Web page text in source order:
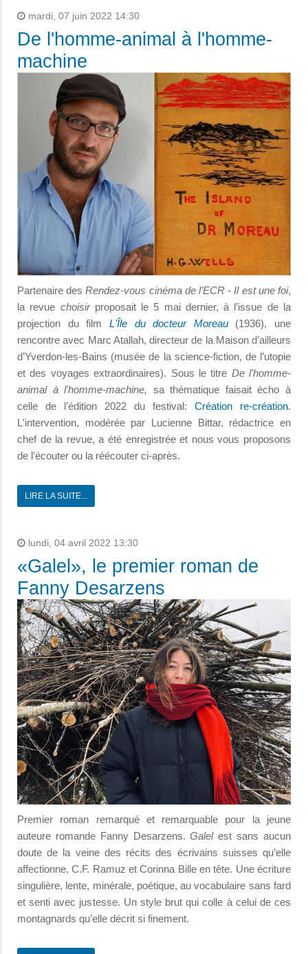
mardi, 07 juin 2022 14:30
De l'homme-animal à l'homme-
machine
Partenaire desRendez-vous cinéma de l’ECR - Il est une foi,
la revue choisirproposait le 5 mai dernier, à l’issue de la
projection du film L'Île du docteur Moreau
(1936), une
rencontre avec Marc Atallah, directeur de la Maison d’ailleurs
d’Yverdon-les-Bains (musée de la science-fiction, de l’utopie
et des voyages extraordinaires). Sous le titre De l'homme-
animal à l'homme-machine, sa thématique faisait écho à
celle de l’édition 2022 du festival: Création re-création.
L'intervention, modérée par Lucienne Bittar, rédactrice en
chef de la revue, a été enregistrée et nous vous proposons
de l'écouter ou la réécouter ci-après.
LIRE LA SUITE...
lundi, 04 avril 2022 13:30
«Galel», le premier roman de
Fanny Desarzens
Premier roman remarqué et remarquable pour la jeune
auteure romande Fanny Desarzens.Galelest sans aucun
doute de la veine des récits des écrivains suisses qu’elle
affectionne, C.F. Ramuz et Corinna Bille en tête. Une écriture
singulière, lente, minérale, poétique, au vocabulaire sans fard
et senti avec justesse. Un style brut qui colle à celui de ces
montagnards qu’elle décrit si finement.